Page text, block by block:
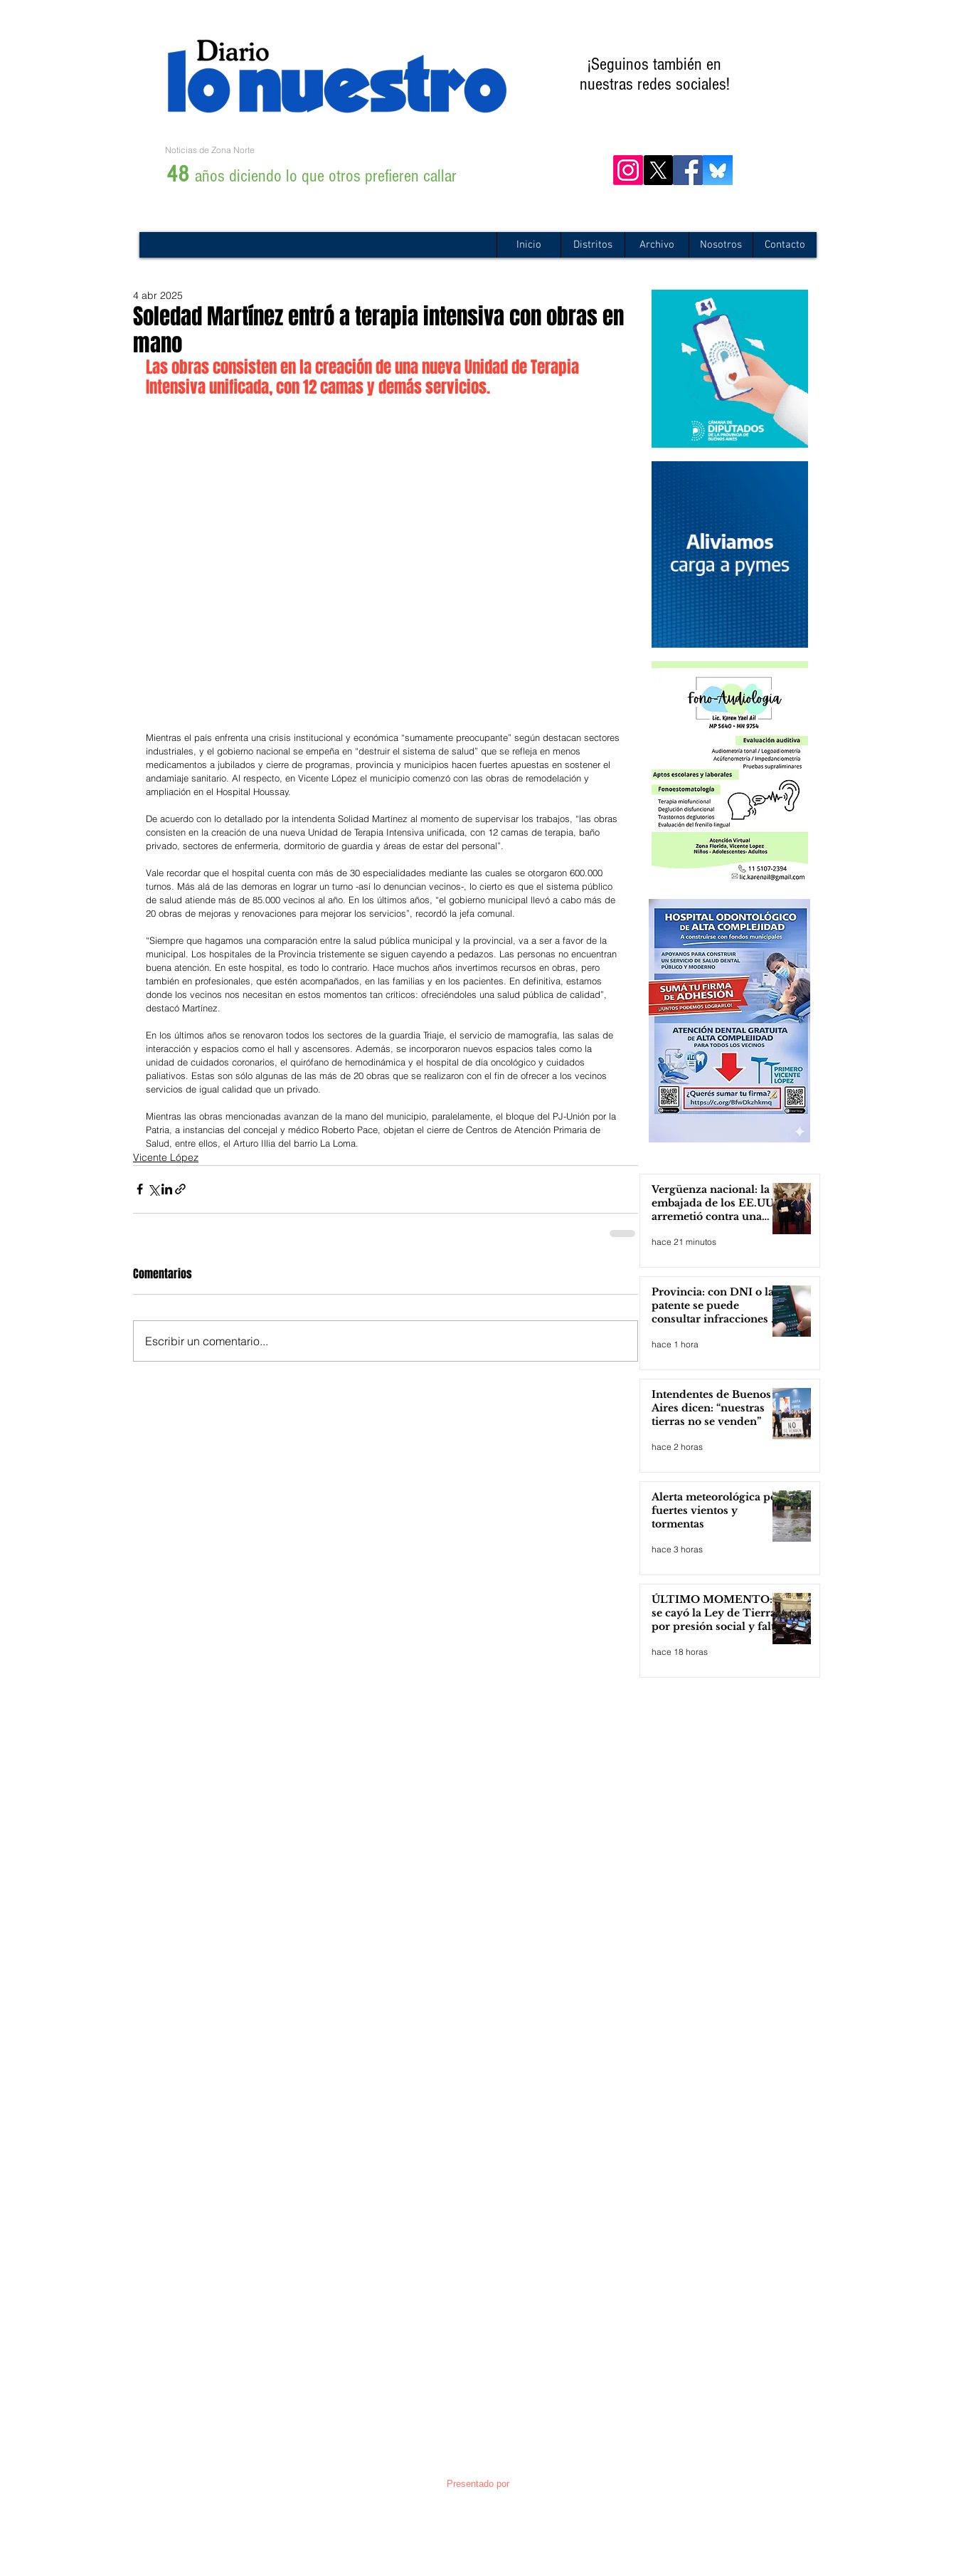
¡Seguinos también en
nuestras redes sociales!
Noticias de Zona Norte
48 años diciendo lo que otros prefieren callar
Inicio Distritos Archivo Nosotros Contacto
Soledad Martínez entró a terapia intensiva con obras en
mano
4 abr 2025
Las obras consisten en la creación de una nueva Unidad de Terapia
Intensiva unificada, con 12 camas y demás servicios.
Mientras el país enfrenta una crisis institucional y económica “sumamente preocupante” según destacan sectores
industriales, y el gobierno nacional se empeña en “destruir el sistema de salud” que se refleja en menos
medicamentos a jubilados y cierre de programas, provincia y municipios hacen fuertes apuestas en sostener el
andamiaje sanitario. Al respecto, en Vicente López el municipio comenzó con las obras de remodelación y
ampliación en el Hospital Houssay.
De acuerdo con lo detallado por la intendenta Solidad Martínez al momento de supervisar los trabajos, “las obras
consisten en la creación de una nueva Unidad de Terapia Intensiva unificada, con 12 camas de terapia, baño
privado, sectores de enfermería, dormitorio de guardia y áreas de estar del personal”.
Vale recordar que el hospital cuenta con más de 30 especialidades mediante las cuales se otorgaron 600.000
turnos. Más alá de las demoras en lograr un turno -así lo denuncian vecinos-, lo cierto es que el sistema público
de salud atiende más de 85.000 vecinos al año. En los últimos años, “el gobierno municipal llevó a cabo más de
20 obras de mejoras y renovaciones para mejorar los servicios”, recordó la jefa comunal.
“Siempre que hagamos una comparación entre la salud pública municipal y la provincial, va a ser a favor de la
municipal. Los hospitales de la Provincia tristemente se siguen cayendo a pedazos. Las personas no encuentran
buena atención. En este hospital, es todo lo contrario. Hace muchos años invertimos recursos en obras, pero
también en profesionales, que estén acompañados, en las familias y en los pacientes. En definitiva, estamos
donde los vecinos nos necesitan en estos momentos tan críticos: ofreciéndoles una salud pública de calidad”,
destacó Martínez.
En los últimos años se renovaron todos los sectores de la guardia Triaje, el servicio de mamografía, las salas de
interacción y espacios como el hall y ascensores. Además, se incorporaron nuevos espacios tales como la
unidad de cuidados coronarios, el quirófano de hemodinámica y el hospital de día oncológico y cuidados
paliativos. Estas son sólo algunas de las más de 20 obras que se realizaron con el fin de ofrecer a los vecinos
servicios de igual calidad que un privado.
Mientras las obras mencionadas avanzan de la mano del municipio, paralelamente, el bloque del PJ-Unión por la
Patria, a instancias del concejal y médico Roberto Pace, objetan el cierre de Centros de Atención Primaria de
Salud, entre ellos, el Arturo Illia del barrio La Loma.
Vicente López
Comentarios
Escribir un comentario...
Vergüenza nacional: la
embajada de los EE.UU
arremetió contra una
hace 21 minutos
Provincia: con DNI o la
patente se puede
consultar infracciones en
hace 1 hora
Intendentes de Buenos
Aires dicen: “nuestras
tierras no se venden”
hace 2 horas
Alerta meteorológica por
fuertes vientos y
tormentas
hace 3 horas
ÚLTIMO MOMENTO:
se cayó la Ley de Tierras
por presión social y falta
hace 18 horas
Presentado por